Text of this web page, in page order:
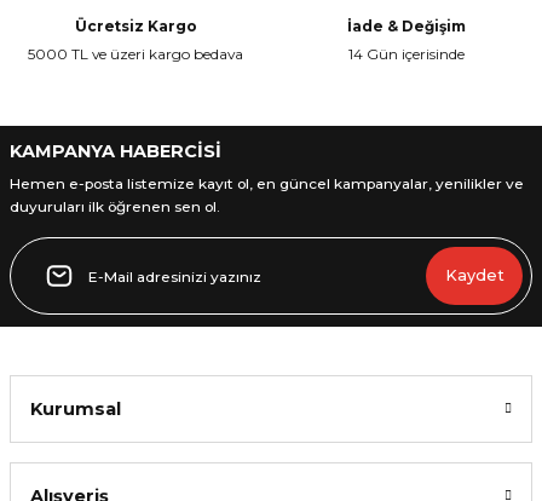
Ücretsiz Kargo
5000 TL ve üzeri kargo bedava
İade & Değişim
14 Gün içerisinde
KAMPANYA HABERCİSİ
Hemen e-posta listemize kayıt ol, en güncel kampanyalar, yenilikler ve
duyuruları ilk öğrenen sen ol.
Kaydet
Kurumsal
Alışveriş